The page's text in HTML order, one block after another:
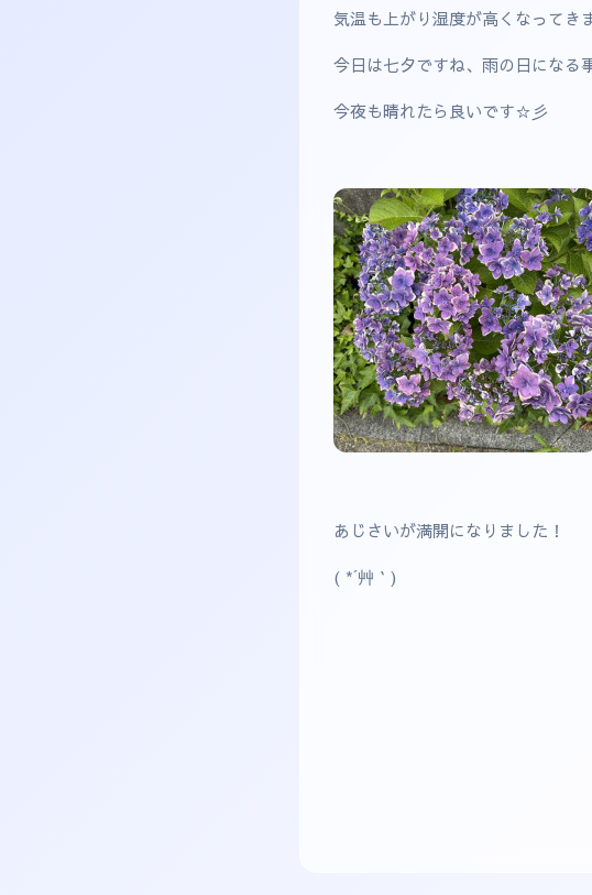
気温も上がり湿度が高くなってき
今日は七夕ですね、雨の日になる
今夜も晴れたら良いです☆彡
あじさいが満開になりました！
( *´艸｀)